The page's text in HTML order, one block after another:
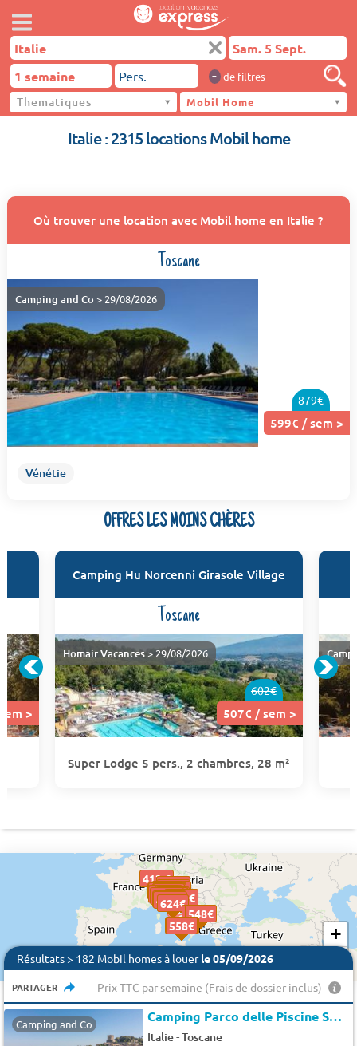
- de filtres
Thematiques Mobil Home
Italie
Italie : 2315 locations Mobil home
Où trouver une location avec Mobil home en Italie ?
Toscane
879€
599€ / sem >
Camping and Co > 29/08/2026
Vénétie
OFFRES LES MOINS CHÈRES
>
Camping Hu Norcenni Girasole Village
Toscane
602€
507€ / sem >
Homair Vacances> 29/08/2026
Super Lodge 5 pers., 2 chambres, 28 m²
284 €
300 €
304 €
312 €
329 €
373 €
374 €
413 €
417 €
417 €
417 €
424 €
427 €
445 €
456 €
458 €
459 €
465 €
474 €
480 €
480 €
484 €
485 €
498 €
561€
599€
507€
588€
568€
624€
576€
548€
558€
528€
561€
599€
507€
588€
568€
624€
576€
548€
558€
528€
561€
+
Résultats > 182 Mobil homes à louerle 05/09/2026
PARTAGER Prix TTC par semaine (Frais de dossier inclus)
Camping and Co Camping Parco delle Piscine Sarteano
Italie-Toscane